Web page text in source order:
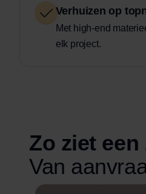
Verhuizen op
Met high-end
elk project.
Zo ziet
Van